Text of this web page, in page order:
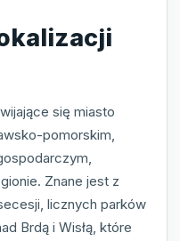
się miasto
pomorskim,
Znane jest z
licznych parków
Brdą i Wisłą, które